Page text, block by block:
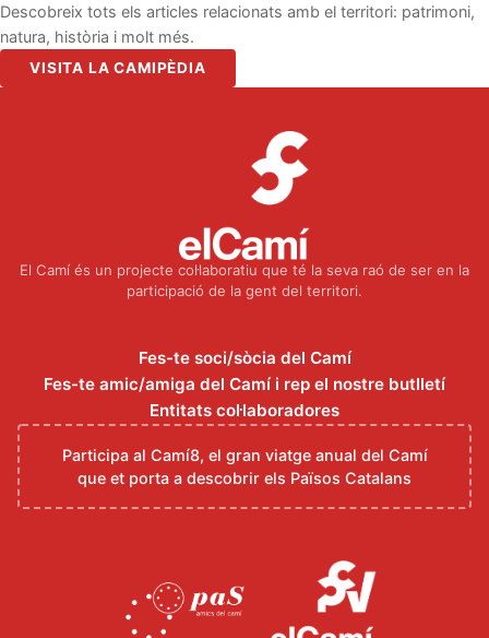
Descobreix tots els articles relacionats amb el territori: patrimoni,
natura, història i molt més.
VISITA LA CAMIPÈDIA
El Camí és un projecte col·laboratiu que té la seva raó de ser en la
participació de la gent del territori.
Fes-te soci/sòcia del Camí
Fes-te amic/amiga del Camí i rep el nostre butlletí
Entitats col·laboradores
Participa al Camí8, el gran viatge anual del Camí
que et porta a descobrir els Països Catalans